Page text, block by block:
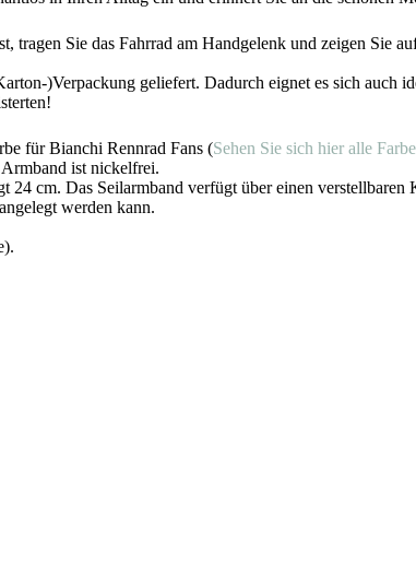
tragen Sie das Fahrrad am Handgelenk und zeigen Sie
)Verpackung geliefert. Dadurch eignet es sich auch
für Bianchi Rennrad Fans (Sehen Sie sich hier alle
ist nickelfrei.
24 cm. Das Seilarmband verfügt über einen
werden kann.